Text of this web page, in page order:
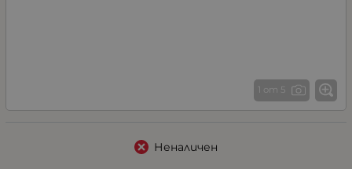
1 от 5
Неналичен